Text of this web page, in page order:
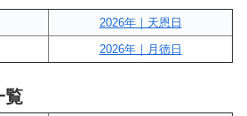
2026年｜天恩日
2026年｜月徳日
覧